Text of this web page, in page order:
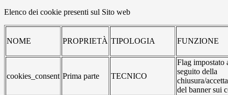
Elenco dei cookie presenti sul Sito web
NOME PROPRIETÀ TIPOLOGIA FUNZIONE
cookies_consent Prima parte TECNICO
Flag impostato
seguito della
chiusura/
del banner sui